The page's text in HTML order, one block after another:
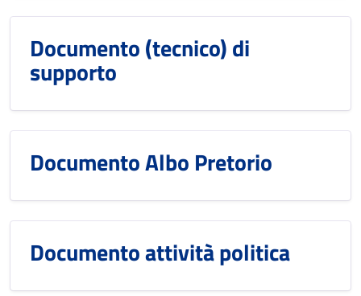
Documento (tecnico) di
supporto
Documento Albo Pretorio
Documento attività politica